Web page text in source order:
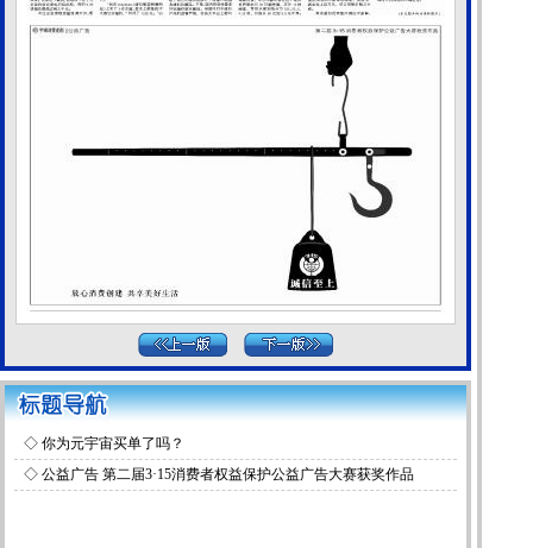
◇ 你为元宇宙买单了吗？
◇ 公益广告 第二届3·15消费者权益保护公益广告大赛获奖作品